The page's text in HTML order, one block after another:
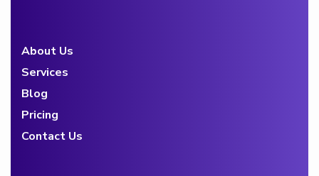
About Us
Services
Blog
Pricing
Contact Us